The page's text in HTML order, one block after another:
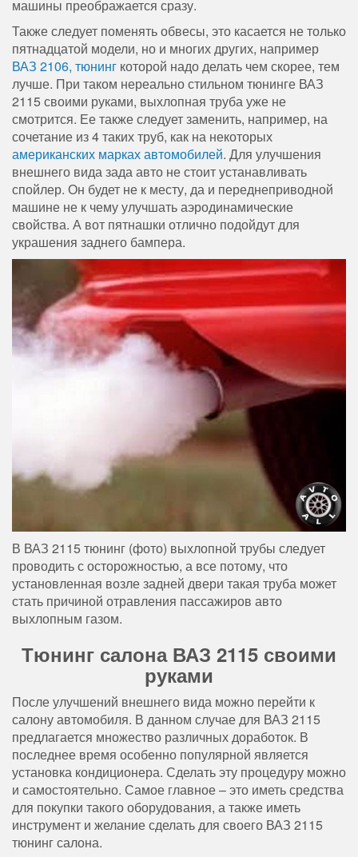
машины преображается сразу.
Также следует поменять обвесы, это касается не только
пятнадцатой модели, но и многих других, например
ВАЗ 2106, тюнинг которой надо делать чем скорее, тем
лучше. При таком нереально стильном тюнинге ВАЗ
2115 своими руками, выхлопная труба уже не
смотрится. Ее также следует заменить, например, на
сочетание из 4 таких труб, как на некоторых
американских марках автомобилей. Для улучшения
внешнего вида зада авто не стоит устанавливать
спойлер. Он будет не к месту, да и переднеприводной
машине не к чему улучшать аэродинамические
свойства. А вот пятнашки отлично подойдут для
украшения заднего бампера.
В ВАЗ 2115 тюнинг (фото) выхлопной трубы следует
проводить с осторожностью, а все потому, что
установленная возле задней двери такая труба может
стать причиной отравления пассажиров авто
выхлопным газом.
Тюнинг салона ВАЗ 2115 своими
руками
После улучшений внешнего вида можно перейти к
салону автомобиля. В данном случае для ВАЗ 2115
предлагается множество различных доработок. В
последнее время особенно популярной является
установка кондиционера. Сделать эту процедуру можно
и самостоятельно. Самое главное – это иметь средства
для покупки такого оборудования, а также иметь
инструмент и желание сделать для своего ВАЗ 2115
тюнинг салона.